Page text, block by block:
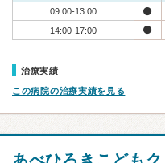
09:00-13:00
14:00-17:00
治療実績
この病院の治療実績を見る